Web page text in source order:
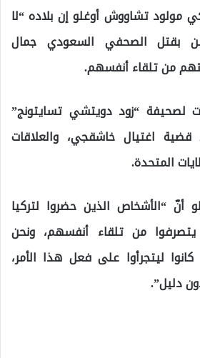
مولود تشاووش أوغلو إن بلاده “لا
بقتل الصحفي السعودي جمال
من تلقاء أنفسهم.
لصحيفة “زود دويتشي تسايتونج”
قضية اغتيال خاشقجي، والعلاقات
المتحدة.
“الأشخاص الذين حضروا لتركيا
من تلقاء أنفسهم، ونحن
ليتجرأوا على فعل هذا الأمر،
دليل”.